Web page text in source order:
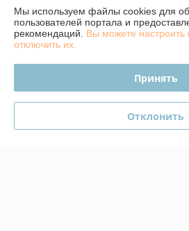
График работы
Политика обработки cookies
Сайт создан на платформе Deal.by
Мы используем файлы cookies для
пользователей портала и
рекомендаций. Вы можете
отключить их.
Принять
Отклонить